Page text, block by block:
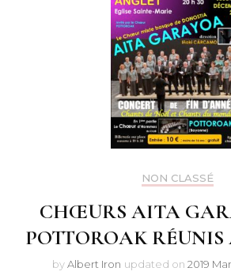
NON CLASSÉ
CHŒURS AITA
POTTOROAK
byAlbert Iron updated on 2019